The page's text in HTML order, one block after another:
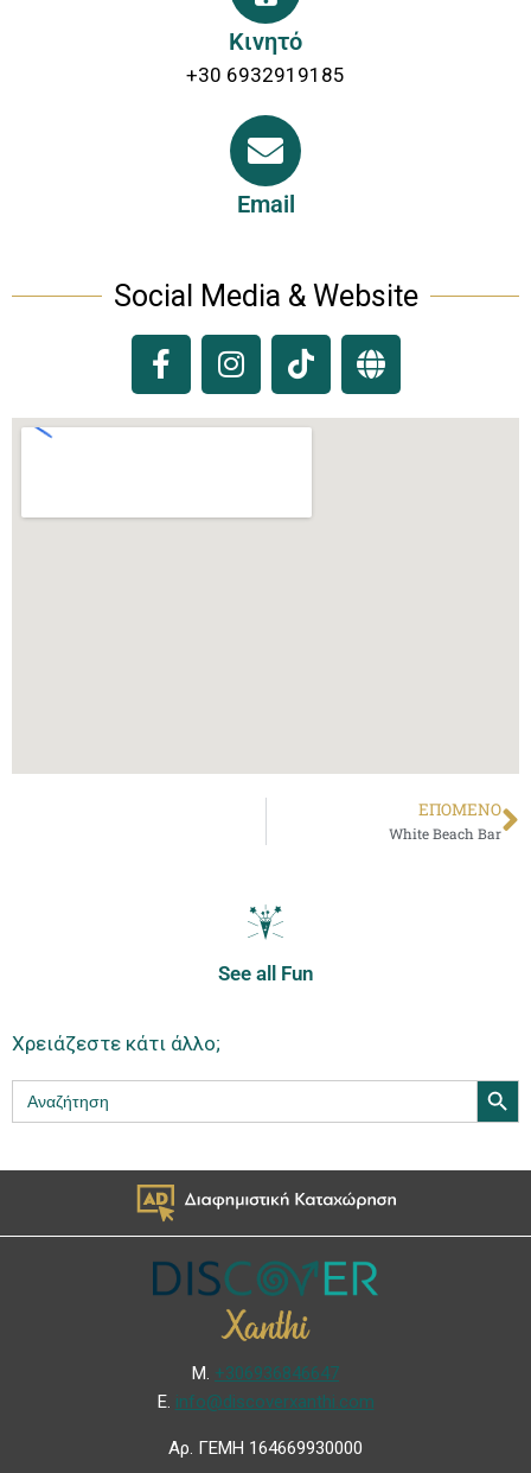
Κινητό
+30 6932919185
Email
Social Media & Website
ΕΠΌΜΕΝΟ
White Beach Bar
See all Fun
Χρειάζεστε κάτι άλλο;
Search
for:
Search
Μ. +306936846647
Ε. info@discoverxanthi.com
Αρ. ΓΕΜΗ 164669930000